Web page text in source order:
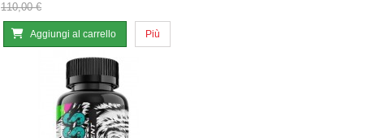
110,00 €
Aggiungi al carrello Più